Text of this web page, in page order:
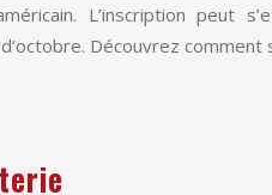
L’inscription peut
Découvrez